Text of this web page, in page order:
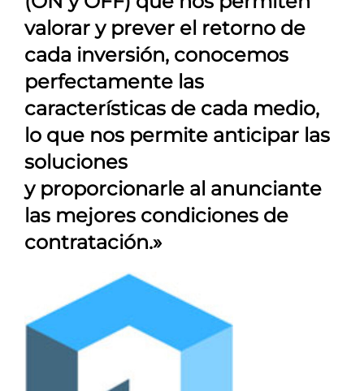
valorar y prever el retorno de
cada inversión, conocemos
perfectamente las
características de cada medio,
lo que nos permite anticipar las
soluciones
y proporcionarle al anunciante
las mejores condiciones de
contratación.»